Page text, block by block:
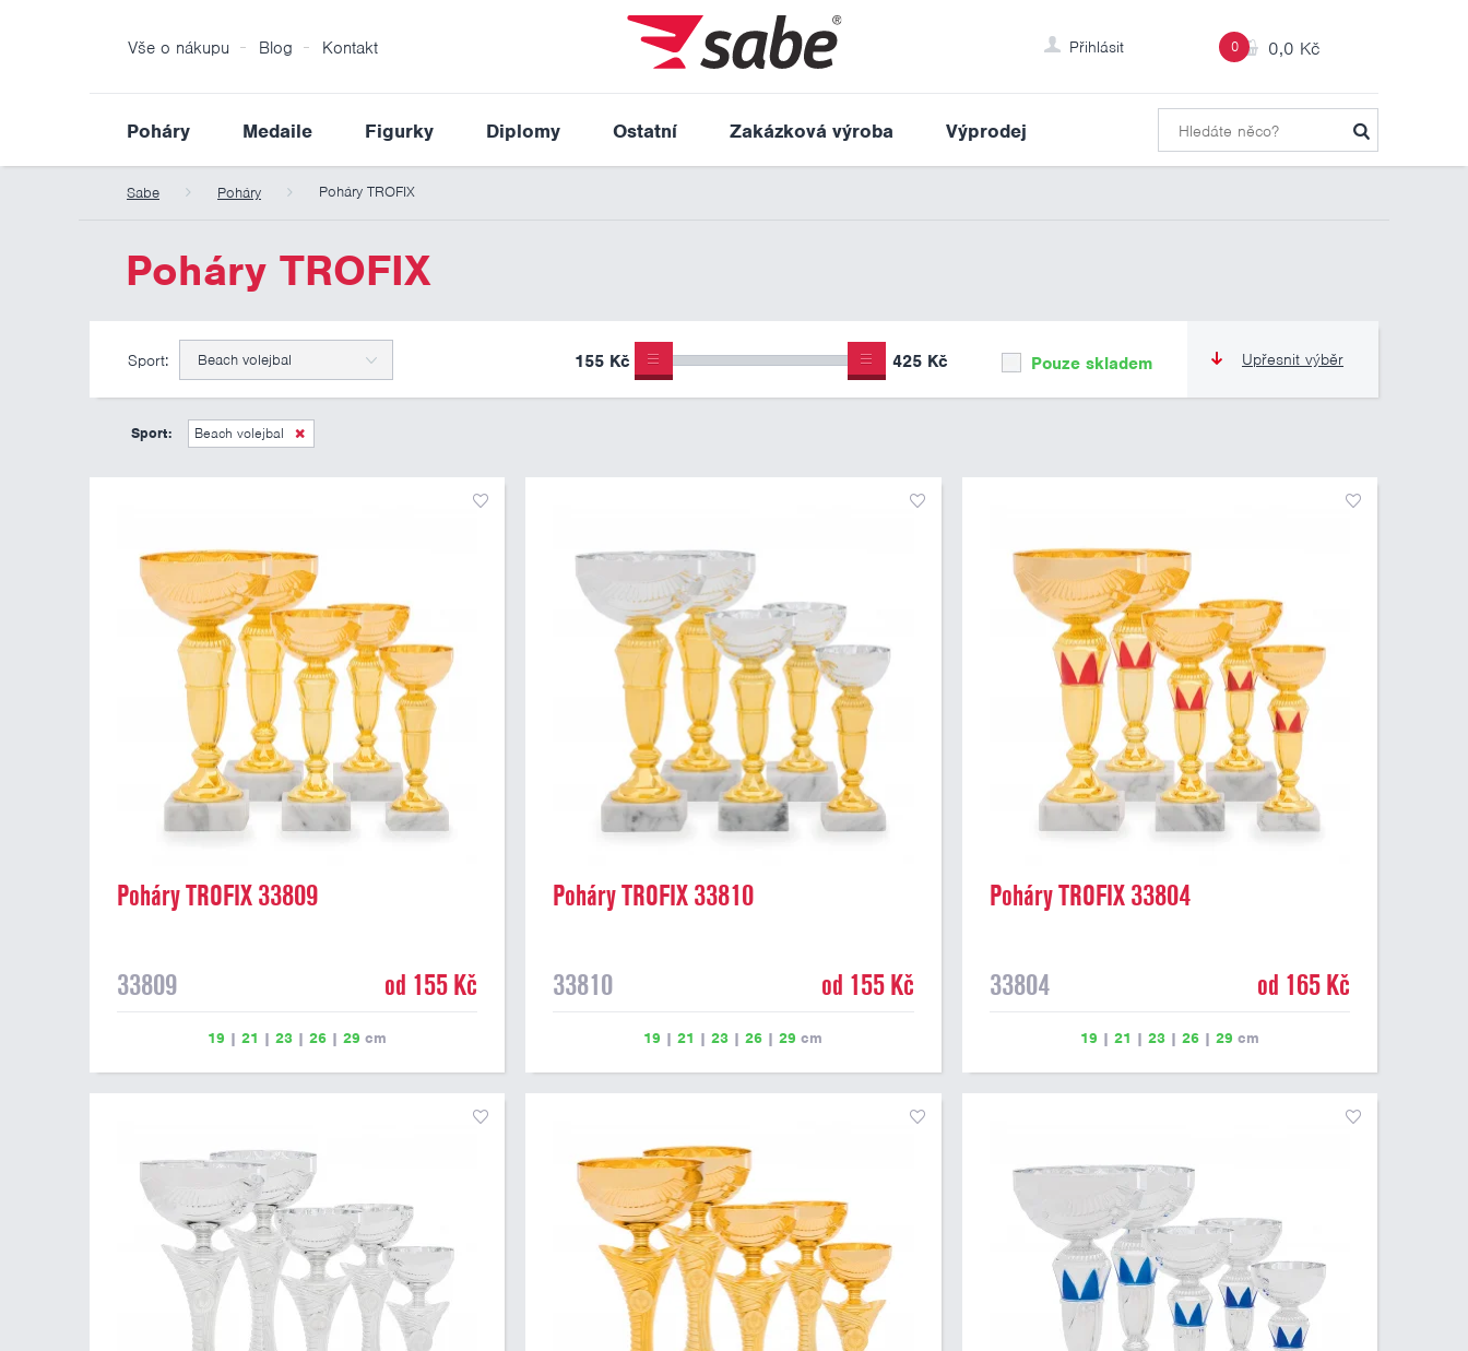
0 0,0 Kč
Přihlásit
Vše o nákupu Blog Kontakt
Poháry Medaile Figurky Diplomy Ostatní Zakázková výroba Výprodej
Sabe Poháry Poháry TROFIX
Poháry TROFIX
Upřesnit výběr
Sport: Beach volejbal Pouze skladem
155 Kč 425 Kč
Sport: Beach volejbal
Poháry TROFIX 33809
33809 od 155 Kč
19 | 21 | 23| 26| 29 cm
Poháry TROFIX 33810
33810 od 155 Kč
19 |21 |23 |26 |29 cm
Poháry TROFIX 33804
33804 od 165 Kč
19 | 21 | 23| 26| 29 cm